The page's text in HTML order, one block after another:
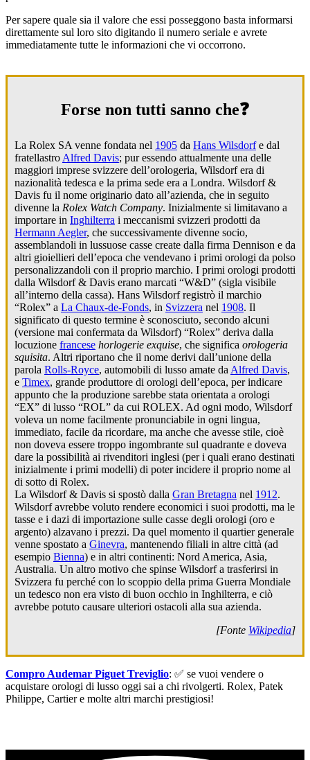
Per sapere quale sia il valore che essi posseggono basta informarsi
direttamente sul loro sito digitando il numero seriale e avrete
immediatamente tutte le informazioni che vi occorrono.
Forse non tutti sanno che❓
La Rolex SA venne fondata nel 1905 da Hans Wilsdorfe dal
fratellastro Alfred Davis; pur essendo attualmente una delle
maggiori imprese svizzere dell’orologeria, Wilsdorf era di
nazionalità tedesca e la prima sede era a Londra. Wilsdorf &
Davis fu il nome originario dato all’azienda, che in seguito
divenne la Rolex Watch Company. Inizialmente si limitavano a
importare in Inghilterra i meccanismi svizzeri prodotti da
Hermann Aegler, che successivamente divenne socio,
assemblandoli in lussuose casse create dalla firma Dennison e da
altri gioiellieri dell’epoca che vendevano i primi orologi da polso
personalizzandoli con il proprio marchio. I primi orologi prodotti
dalla Wilsdorf & Davis erano marcati “W&D” (sigla visibile
all’interno della cassa). Hans Wilsdorf registrò il marchio
“Rolex” a La Chaux-de-Fonds, in Svizzera nel 1908. Il
significato di questo termine è sconosciuto, secondo alcuni
(versione mai confermata da Wilsdorf) “Rolex” deriva dalla
locuzione francese horlogerie exquise, che significa orologeria
squisita. Altri riportano che il nome derivi dall’unione della
parola Rolls-Royce, automobili di lusso amate da Alfred Davis,
e Timex, grande produttore di orologi dell’epoca, per indicare
appunto che la produzione sarebbe stata orientata a orologi
“EX” di lusso “ROL” da cui ROLEX. Ad ogni modo, Wilsdorf
voleva un nome facilmente pronunciabile in ogni lingua,
immediato, facile da ricordare, ma anche che avesse stile, cioè
non doveva essere troppo ingombrante sul quadrante e doveva
dare la possibilità ai rivenditori inglesi (per i quali erano destinati
inizialmente i primi modelli) di poter incidere il proprio nome al
di sotto di Rolex.
La Wilsdorf & Davis si spostò dalla Gran Bretagna nel 1912.
Wilsdorf avrebbe voluto rendere economici i suoi prodotti, ma le
tasse e i dazi di importazione sulle casse degli orologi (oro e
argento) alzavano i prezzi. Da quel momento il quartier generale
venne spostato a Ginevra, mantenendo filiali in altre città (ad
esempio Bienna) e in altri continenti: Nord America, Asia,
Australia. Un altro motivo che spinse Wilsdorf a trasferirsi in
Svizzera fu perché con lo scoppio della prima Guerra Mondiale
un tedesco non era visto di buon occhio in Inghilterra, e ciò
avrebbe potuto causare ulteriori ostacoli alla sua azienda.
[Fonte Wikipedia]
Compro Audemar Piguet Treviglio: ✅ se vuoi vendere o
acquistare orologi di lusso oggi sai a chi rivolgerti. Rolex, Patek
Philippe, Cartier e molte altri marchi prestigiosi!